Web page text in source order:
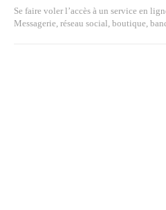
Se faire voler l’accès à un service en
Messagerie, réseau social, boutique,